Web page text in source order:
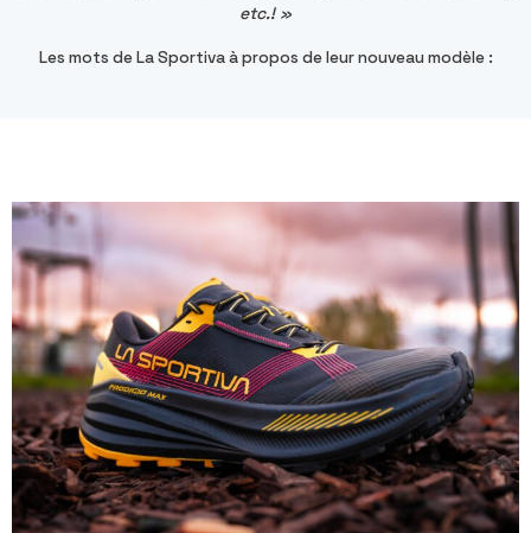
etc.! »
Les mots de La Sportiva à propos de leur nouveau modèle :